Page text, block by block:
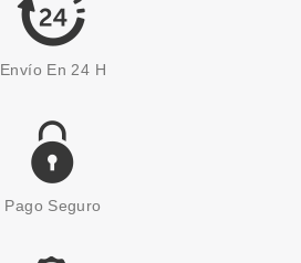
Envío En 24 H
Pago Seguro